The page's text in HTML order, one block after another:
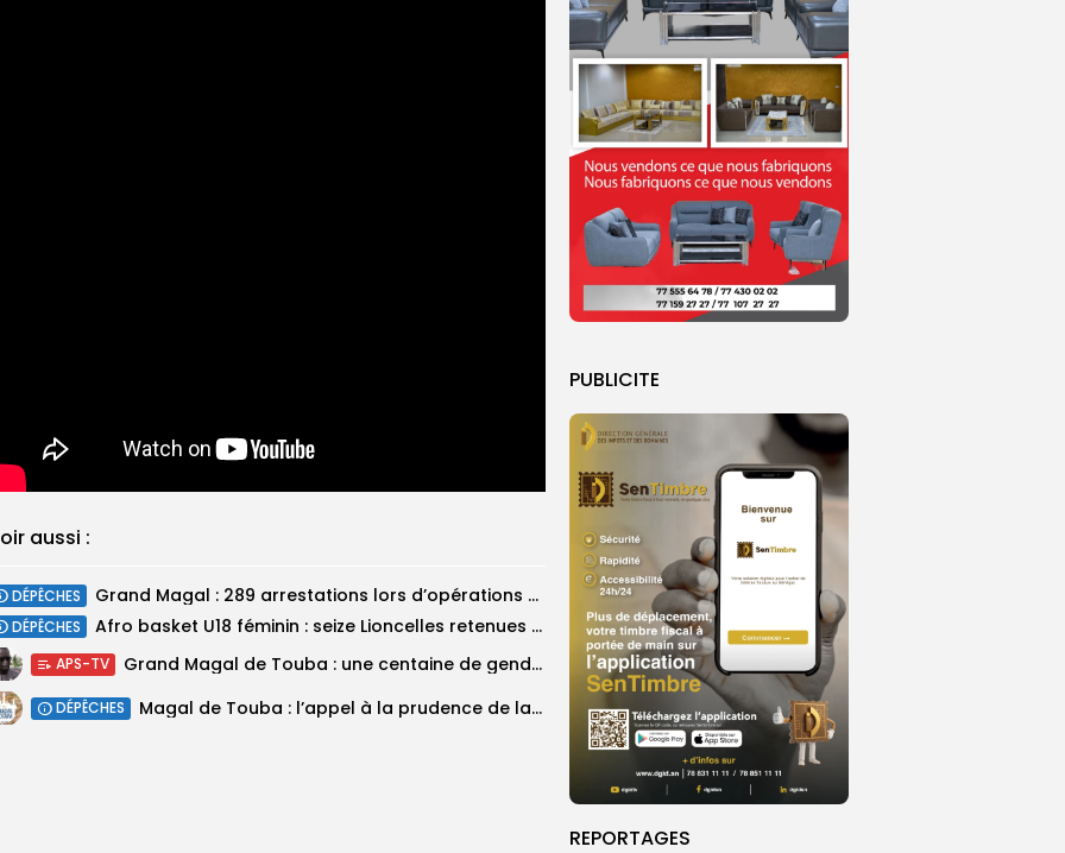
PUBLICITE
REPORTAGES
aussi :
DÉPÊCHES Grand Magal : 289 arrestations lors d’opérations préventives de sécurisation
DÉPÊCHES ‎Afro basket U18 féminin : seize Lioncelles retenues pour l’étape finale de...
APS-TV Grand Magal de Touba : une centaine de gendarmes mobilisés sur les...
DÉPÊCHES Magal de Touba : l’appel à la prudence de la Police sur...